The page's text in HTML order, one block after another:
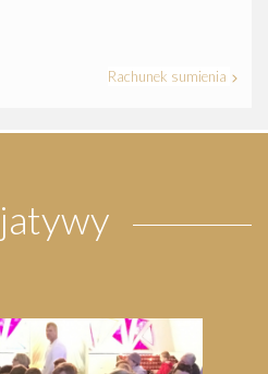
Rachunek sumienia